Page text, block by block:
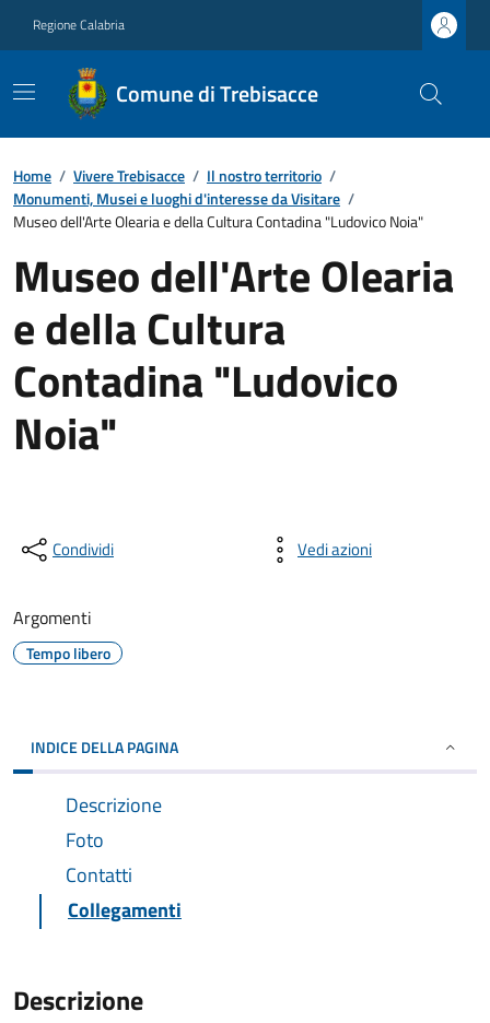
Regione Calabria
Comune di Trebisacce
Home / Vivere Trebisacce / Il nostro territorio /
Monumenti, Musei e luoghi d'interesse da Visitare /
Museo dell'Arte Olearia e della Cultura Contadina "Ludovico Noia"
Museo dell'Arte Olearia
e della Cultura
Contadina "Ludovico
Noia"
Condividi Vedi azioni
Argomenti
Tempo libero
INDICE DELLA PAGINA
Descrizione
Foto
Contatti
Collegamenti
Descrizione